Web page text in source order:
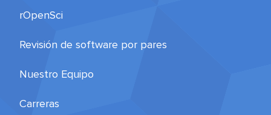
rOpenSci
Revisión de software por pares
Nuestro Equipo
Carreras